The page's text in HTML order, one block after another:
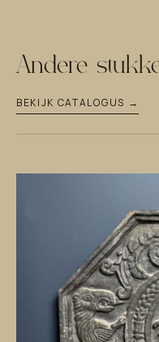
Andere
BEKIJK CATALOGUS →